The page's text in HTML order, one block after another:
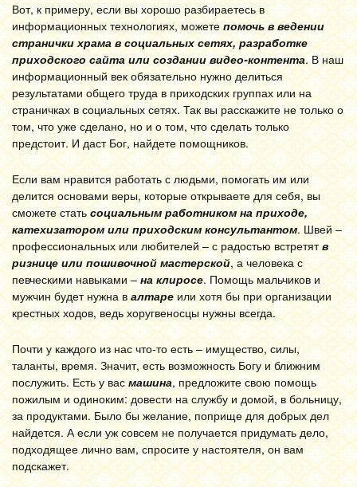
Вот, к примеру, если вы хорошо разбираетесь в
информационных технологиях, можете помочь в ведении
странички храма в социальных сетях, разработке
приходского сайта или создании видео-контента. В наш
информационный век обязательно нужно делиться
результатами общего труда в приходских группах или на
страничках в социальных сетях. Так вы расскажите не только о
том, что уже сделано, но и о том, что сделать только
предстоит. И даст Бог, найдете помощников.
Если вам нравится работать с людьми, помогать им или
делится основами веры, которые открываете для себя, вы
сможете стать социальным работником на приходе,
катехизатором или приходским консультантом. Швей –
профессиональных или любителей – с радостью встретятв
ризнице или пошивочной мастерской, а человека с
певческими навыками – на клиросе. Помощь мальчиков и
мужчин будет нужна в алтаре или хотя бы при организации
крестных ходов, ведь хоругвеносцы нужны всегда.
Почти у каждого из нас что-то есть – имущество, силы,
таланты, время. Значит, есть возможность Богу и ближним
послужить. Есть у вас машина, предложите свою помощь
пожилым и одиноким: довести на службу и домой, в больницу,
за продуктами. Было бы желание, поприще для добрых дел
найдется. А если уж совсем не получается придумать дело,
подходящее лично вам, спросите у настоятеля, он вам
подскажет.